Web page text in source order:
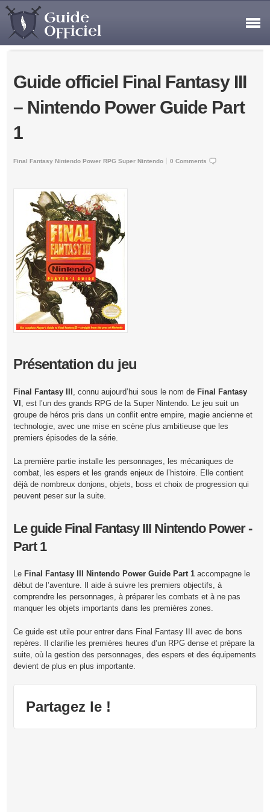
Guide officiel Final Fantasy III
– Nintendo Power Guide Part
1
Final Fantasy Nintendo Power RPG Super Nintendo 0 Comments
Présentation du jeu
Final Fantasy III , connu aujourd’hui sous le nom de Final Fantasy
VI , est l’un des grands RPG de la Super Nintendo. Le jeu suit un
groupe de héros pris dans un conflit entre empire, magie ancienne et
technologie, avec une mise en scène plus ambitieuse que les
premiers épisodes de la série.
La première partie installe les personnages, les mécaniques de
combat, les espers et les grands enjeux de l’histoire. Elle contient
déjà de nombreux donjons, objets, boss et choix de progression qui
peuvent peser sur la suite.
Le guide Final Fantasy III Nintendo Power -
Part 1
Le Final Fantasy III Nintendo Power Guide Part 1accompagne le
début de l’aventure. Il aide à suivre les premiers objectifs, à
comprendre les personnages, à préparer les combats et à ne pas
manquer les objets importants dans les premières zones.
Ce guide est utile pour entrer dans Final Fantasy III avec de bons
repères. Il clarifie les premières heures d’un RPG dense et prépare la
suite, où la gestion des personnages, des espers et des équipements
devient de plus en plus importante.
Partagez le !